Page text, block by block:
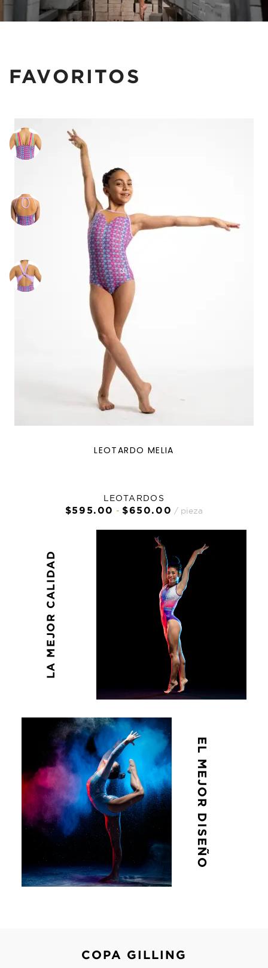
FAVORITOS
LEOTARDO MELIA
LEOTARDOS
$595.00 - $650.00 Rango
precios:
$595.00
hasta
$650.00
pieza
LA MEJOR CALIDAD
EL MEJOR DISEÑO
COPA GILLING